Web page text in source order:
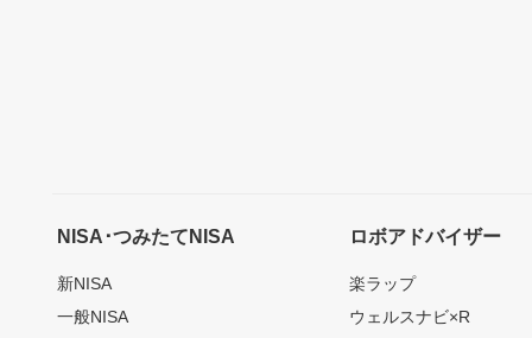
NISA･つみたてNISA
新NISA
一般NISA
ロボアドバイザー
楽ラップ
ウェルスナビ×R